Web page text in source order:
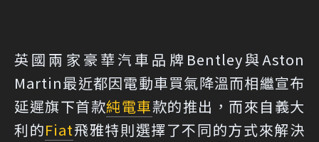
英國兩家豪華汽車品牌Bentley與Aston
Martin最近都因電動車買氣降溫而相繼宣布
延遲旗下首款純電車款的推出，而來自義大
利的Fiat飛雅特則選擇了不同的方式來解決